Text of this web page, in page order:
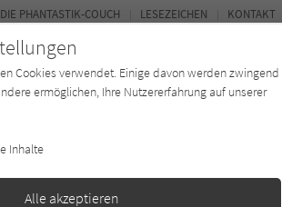
Autor*in Magazin
PHANTASTIK-COUCH LESEZEICHEN KONTAKT
Cookies verwendet. Einige davon werden zwingend
ermöglichen, Ihre Nutzererfahrung auf unserer
Inhalte
Alle akzeptieren